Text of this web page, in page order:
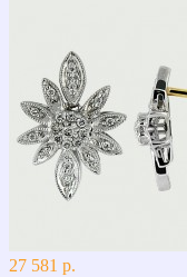
27 581 р.